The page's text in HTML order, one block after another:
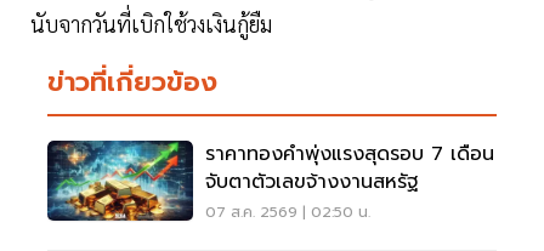
นับจากวันที่เบิกใช้วงเงินกู้ยืม
ข่าวที่เกี่ยวข้อง
ราคาทองคำพุ่งแรงสุดรอบ 7 เดือน
จับตาตัวเลขจ้างงานสหรัฐ
07 ส.ค. 2569 | 02:50 น.